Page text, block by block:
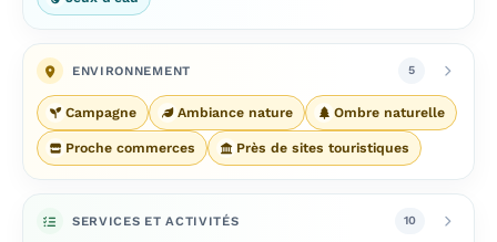
ENVIRONNEMENT 5
Campagne Ambiance nature Ombre naturelle
Proche commerces Près de sites touristiques
SERVICES ET ACTIVITÉS 10